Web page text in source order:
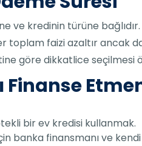
ve kredinin türüne
toplam faizi azaltır ancak
göre dikkatlice seçilmesi
bir ev kredisi kullanmak.
banka finansmanı ve